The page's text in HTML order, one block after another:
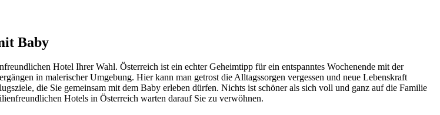
Baby
Hotel Ihrer Wahl. Österreich ist ein echter Geheimtipp für ein entspanntes Wochenende mit der
in malerischer Umgebung. Hier kann man getrost die Alltagssorgen vergessen und neue Lebenskraft
die Sie gemeinsam mit dem Baby erleben dürfen. Nichts ist schöner als sich voll und ganz auf die Familie
Hotels in Österreich warten darauf Sie zu verwöhnen.